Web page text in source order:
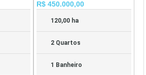
R$ 450.000,00
120,00 ha
2 Quartos
1 Banheiro